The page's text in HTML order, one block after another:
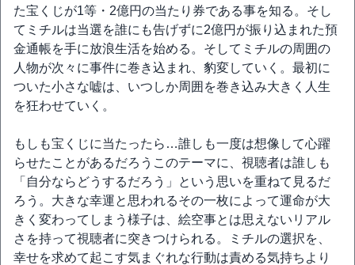
た宝くじが1等・2億円の当たり券である事を知る。そし
てミチルは当選を誰にも告げずに2億円が振り込まれた預
金通帳を手に放浪生活を始める。そしてミチルの周囲の
人物が次々に事件に巻き込まれ、豹変していく。最初に
ついた小さな嘘は、いつしか周囲を巻き込み大きく人生
を狂わせていく。
もしも宝くじに当たったら…誰しも一度は想像して心躍
らせたことがあるだろうこのテーマに、視聴者は誰しも
「自分ならどうするだろう」という思いを重ねて見るだ
ろう。大きな幸運と思われるその一枚によって運命が大
きく変わってしまう様子は、絵空事とは思えないリアル
さを持って視聴者に突きつけられる。ミチルの選択を、
幸せを求めて起こす気まぐれな行動は責める気持ちより